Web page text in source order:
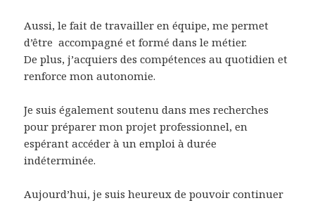
Aussi, le fait de travailler en équipe, me permet
d’être accompagné et formé dans le métier.
De plus, j’acquiers des compétences au quotidien et
renforce mon autonomie.
Je suis également soutenu dans mes recherches
pour préparer mon projet professionnel, en
espérant accéder à un emploi à durée
indéterminée.
Aujourd’hui, je suis heureux de pouvoir continuer